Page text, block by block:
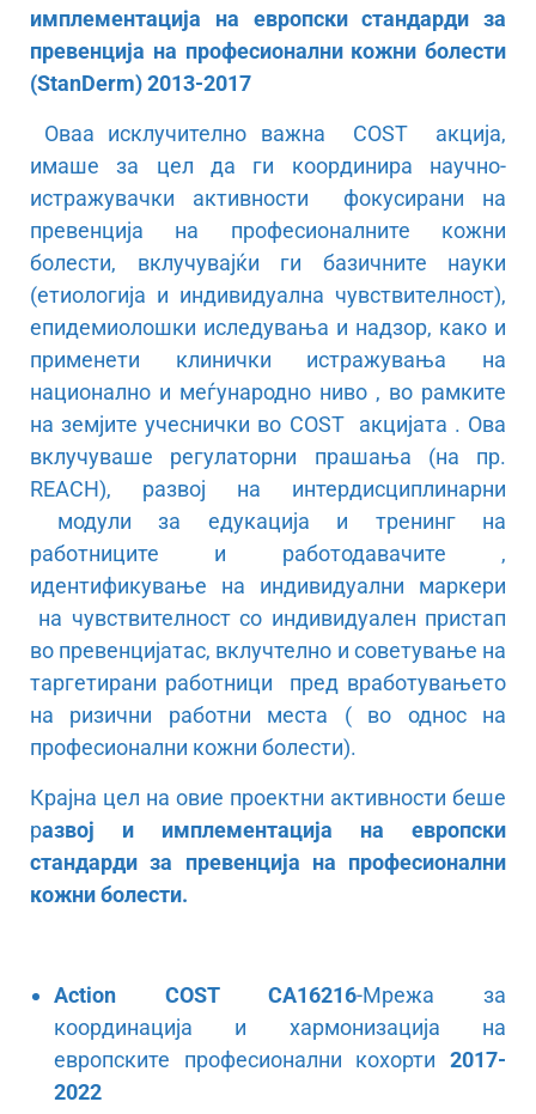
имплементација на европски стандарди за
превенција на професионални кожни болести
(StanDerm) 2013-2017
Оваа исклучително важна COST акција,
имаше за цел да ги координира научно-
истражувачки активности фокусирани на
превенција на професионалните кожни
болести, вклучувајќи ги базичните науки
(етиологија и индивидуална чувствителност),
епидемиолошки иследувања и надзор, како и
применети клинички истражувања на
национално и меѓународно ниво , во рамките
на земјите учеснички во COST акцијата . Ова
вклучуваше регулаторни прашања (на пр.
REACH), развој на интердисциплинарни
модули за едукација и тренинг на
работниците и работодавачите ,
идентификување на индивидуални маркери
на чувствителност со индивидуален пристап
во превенцијатас, вклучтелно и советување на
таргетирани работници пред вработувањето
на ризични работни места ( во однос на
професионални кожни болести).
Крајна цел на овие проектни активности беше
развој и имплементација на европски
стандарди за превенција на професионални
кожни болести.
Action COST CA16216-Мрежа за
координација и хармонизација на
европските професионални кохорти 2017-
2022